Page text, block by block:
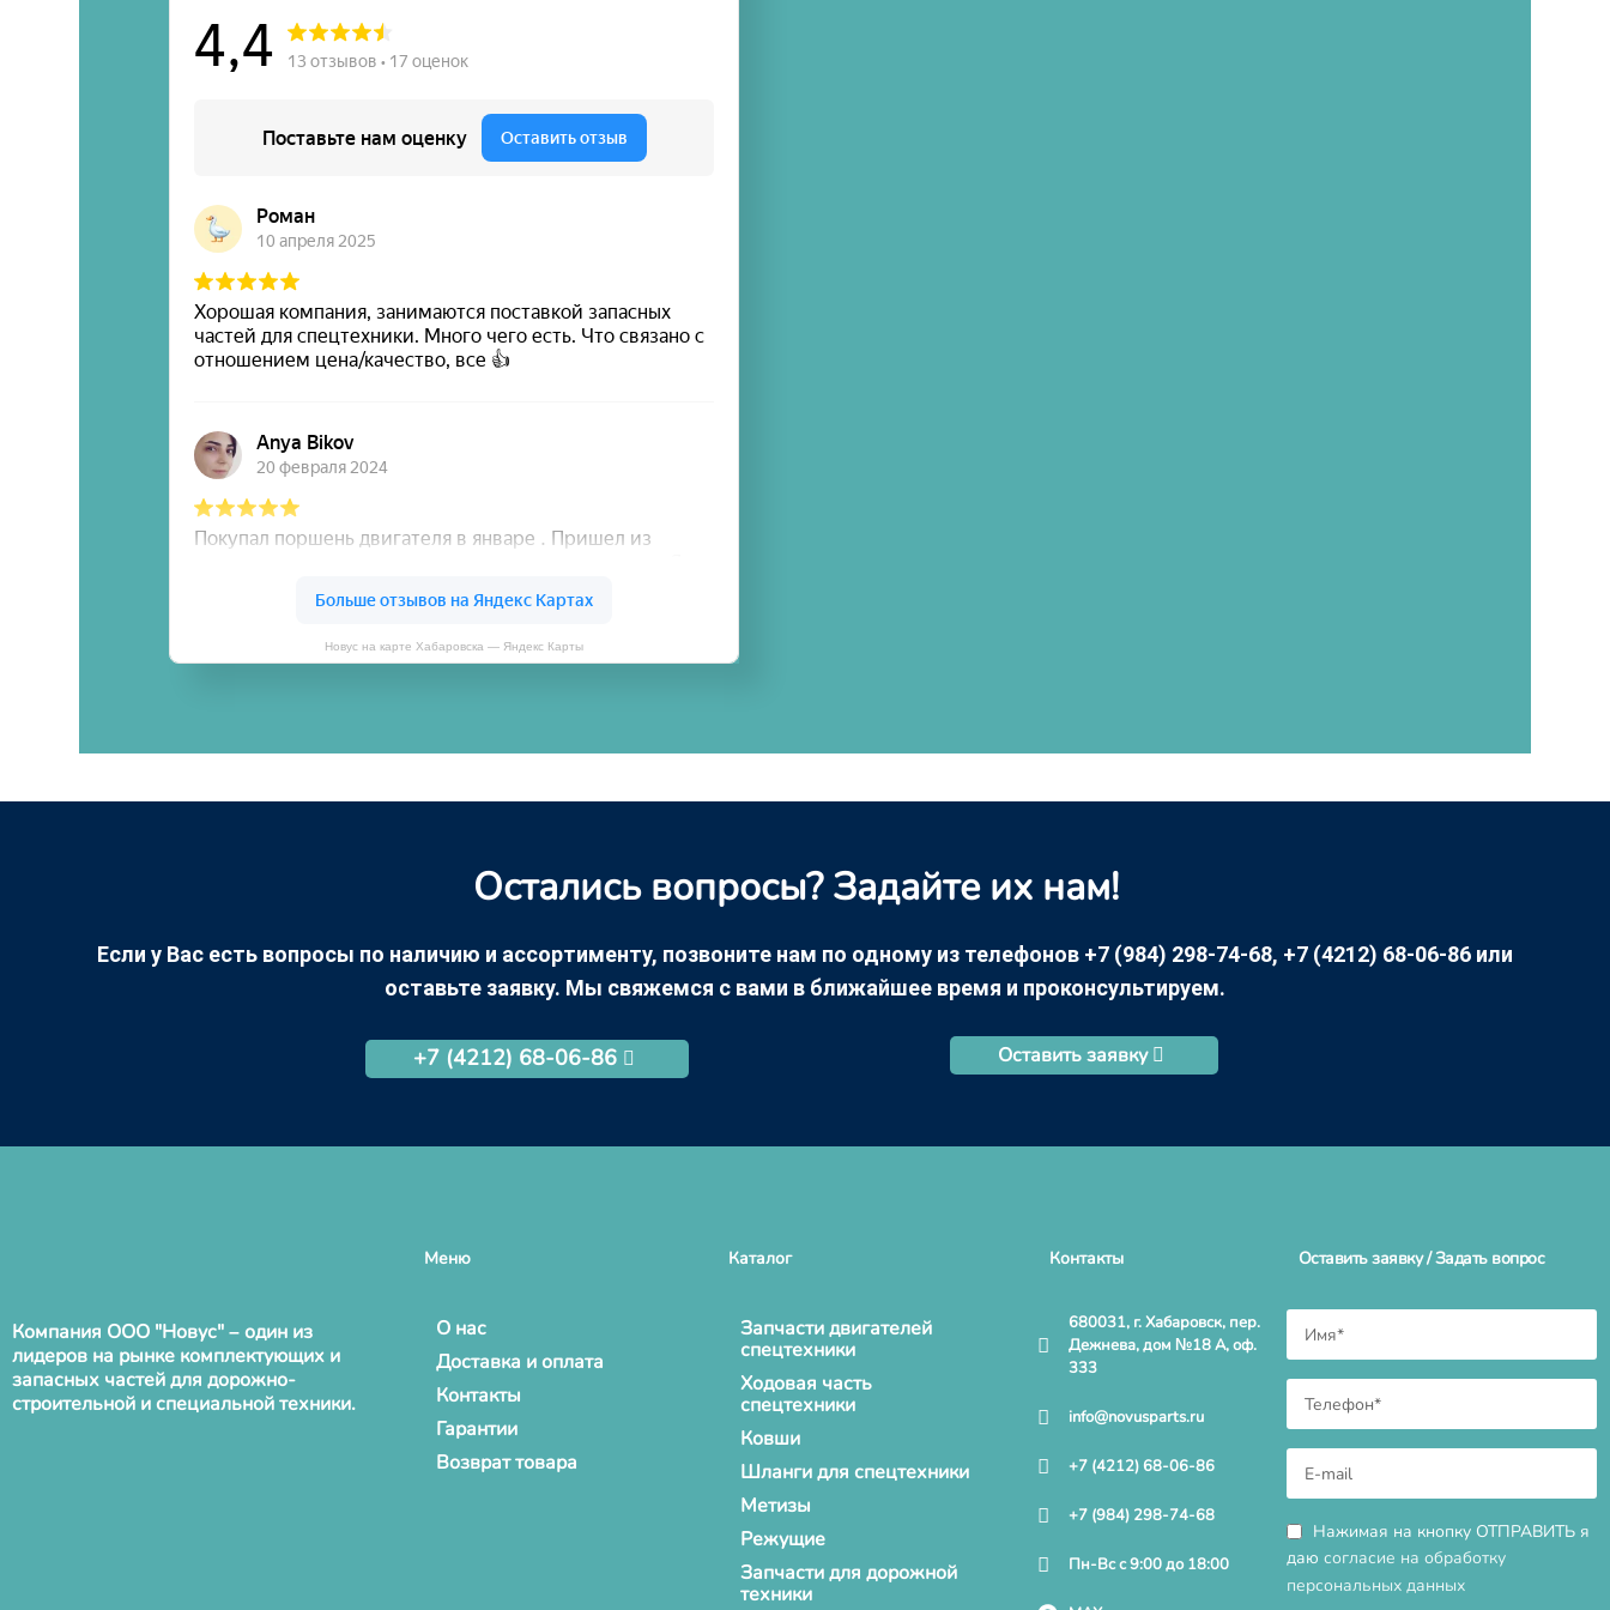
Новус на карте Хабаровска — Яндекс Карты
Остались вопросы? Задайте их нам!
Если у Вас есть вопросы по наличию и ассортименту, позвоните нам по одному из телефонов +7 (984) 298-74-68, +7 (4212) 68-06-86 или
оставьте заявку. Мы свяжемся с вами в ближайшее время и проконсультируем.
+7 (4212) 68-06-86 Оставить заявку
Компания ООО "Новус" – один из
лидеров на рынке комплектующих и
запасных частей для дорожно-
строительной и специальной техники.
Меню
О нас
Доставка и оплата
Контакты
Гарантии
Возврат товара
Каталог
Запчасти двигателей
спецтехники
Ходовая часть
спецтехники
Ковши
Шланги для спецтехники
Метизы
Режущие
Запчасти для дорожной
техники
Контакты
680031, г. Хабаровск, пер.
Дежнева, дом №18 А, оф.
333
info@novusparts.ru
+7 (4212) 68-06-86
+7 (984) 298-74-68
Пн-Вс с 9:00 до 18:00
Оставить заявку / Задать вопрос
Нажимая на кнопку ОТПРАВИТЬ я
даю согласие на обработку
персональных данных